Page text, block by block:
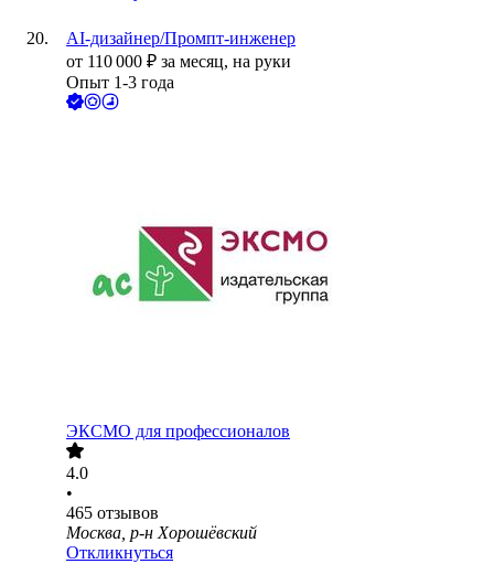
AI-дизайнер/Промпт-инженер
от 110 000 ₽ за месяц, на руки
Опыт 1-3 года
ЭКСМО для профессионалов
4.0
•
465 отзывов
Москва, р-н Хорошёвский
Откликнуться